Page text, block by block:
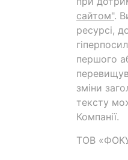
сайтом".
ресурсі,
першого
зміни
тексту
Компанії.
ТОВ